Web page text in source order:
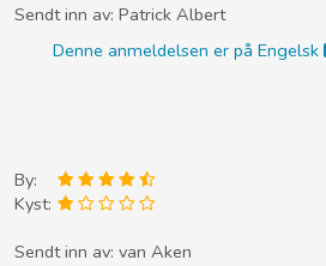
Sendt inn av: Patrick Albert
Denne anmeldelsen er på Engelsk
By:
Kyst:
Sendt inn av: van Aken